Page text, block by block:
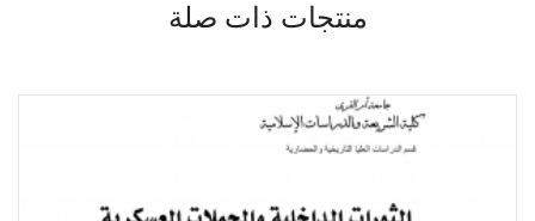
منتجات ذات صلة